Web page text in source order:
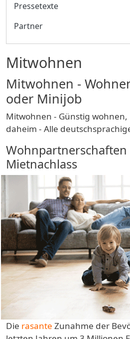
Mitwohnen
Mitwohnen -
oder Minijob
Mitwohnen - Günstig
daheim - Alle
Mietnachlass
Die rasante Zunahme der
Pressetexte
Partner